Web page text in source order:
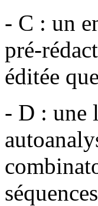
- C : un
pré-
éditée
- D : une